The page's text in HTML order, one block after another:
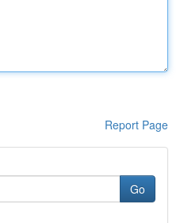
Report Page
Go